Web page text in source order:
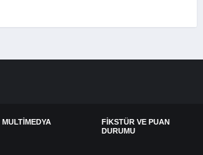
MULTIMEDYA
FIKSTÜR VE PUAN
DURUMU